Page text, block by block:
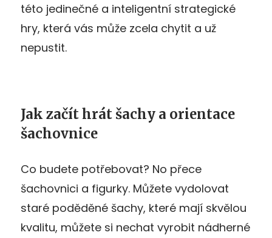
této jedinečné a inteligentní strategické
hry, která vás může zcela chytit a už
nepustit.
Jak začít hrát šachy a orientace
šachovnice
Co budete potřebovat? No přece
šachovnici a figurky. Můžete vydolovat
staré poděděné šachy, které mají skvělou
kvalitu, můžete si nechat vyrobit nádherné